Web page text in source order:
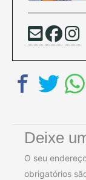
Deixe
O seu
obrigatórios